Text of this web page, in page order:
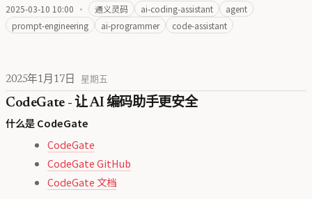
2025-03-10 10:00 · 通义灵码 ai-coding-assistant
agent
prompt-engineering
ai-programmer code-assistant
2025年1月17日 星期五
CodeGate - 让 AI 编码助手更安全
什么是 CodeGate
CodeGate
CodeGate GitHub
CodeGate 文档